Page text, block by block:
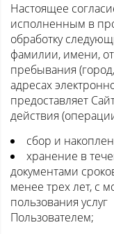
Настоящее
исполненным в
обработку
фамилии, имени,
пребывания
адресах
предоставляет
действия
сбор и
хранение в
документами
менее трех лет, с
пользования услуг
Пользователем;